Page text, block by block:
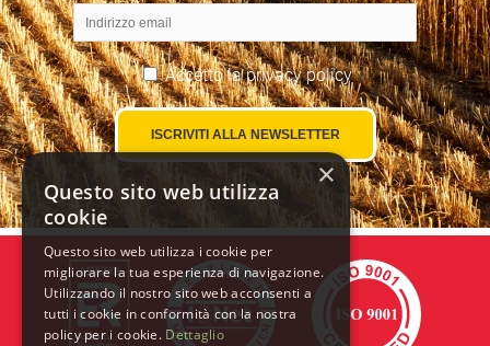
Accetto laprivacy policy
×
Questo sito web utilizza
cookie
Questo sito web utilizza i cookie per
migliorare la tua esperienza di navigazione.
Utilizzando il nostro sito web acconsenti a
tutti i cookie in conformità con la nostra
policy per i cookie. Dettaglio